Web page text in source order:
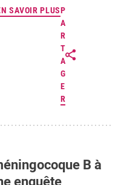
SAVOIR PLUSP
A
R
T
A
G
E
R
B à
enquête